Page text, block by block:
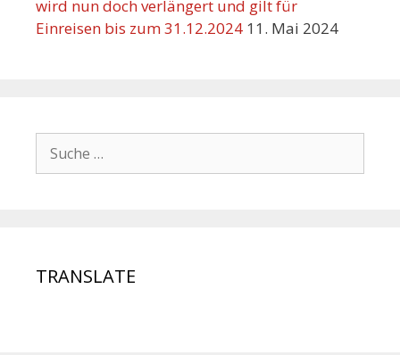
wird nun doch verlängert und gilt für
Einreisen bis zum 31.12.2024 11. Mai 2024
TRANSLATE